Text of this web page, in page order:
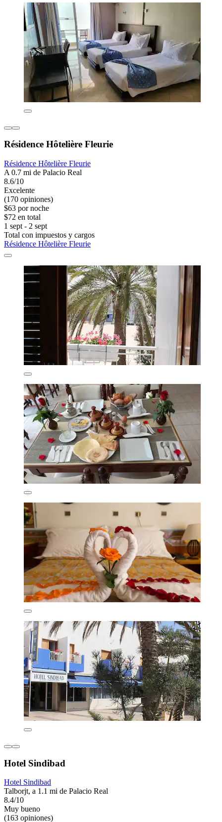
Résidence Hôtelière Fleurie
Résidence Hôtelière Fleurie
A 0.7 mi de Palacio Real
8.6/10
Excelente
(170 opiniones)
$63 por noche
$72 en total
1 sept - 2 sept
Total con impuestos y cargos
Résidence Hôtelière Fleurie
Hotel Sindibad
Hotel Sindibad
Talborjt, a 1.1 mi de Palacio Real
8.4/10
Muy bueno
(163 opiniones)